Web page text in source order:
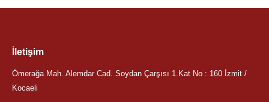
İletişim
Ömerağa Mah. Alemdar Cad. Soydan Çarşısı 1.Kat No : 160 İzmit /
Kocaeli